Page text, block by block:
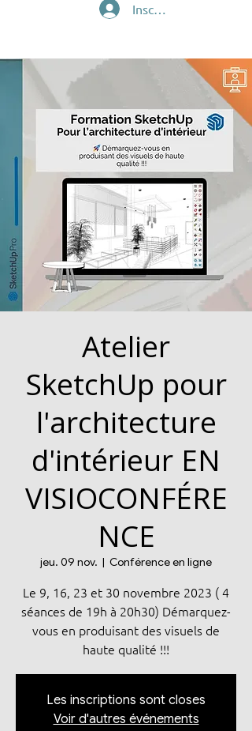
Inscription/Connexion
Atelier
SketchUp pour
l'architecture
d'intérieur EN
VISIOCONFÉRE
NCE
jeu. 09 nov.
  |
Conférence en ligne
Le 9, 16, 23 et 30 novembre 2023 ( 4
séances de 19h à 20h30) Démarquez-
vous en produisant des visuels de
haute qualité !!!
Les inscriptions sont closes
Voir d'autres événements